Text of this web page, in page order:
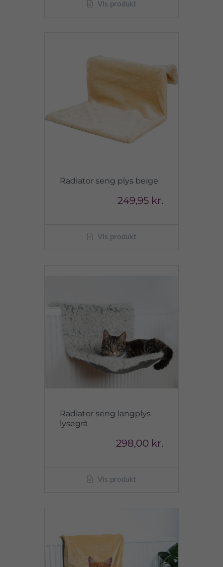
Vis produkt
Radiator seng plys beige
249,95 kr.
Vis produkt
Radiator seng langplys
lysegrå
298,00 kr.
Vis produkt